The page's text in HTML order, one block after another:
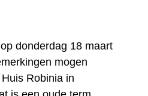
donderdag 18 maart
mogen
Robinia in